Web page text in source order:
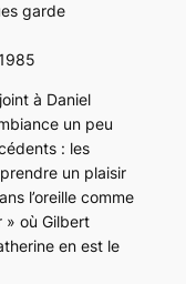
garde
à Daniel
un peu
: les
un plaisir
l’oreille comme
» où Gilbert
en est le